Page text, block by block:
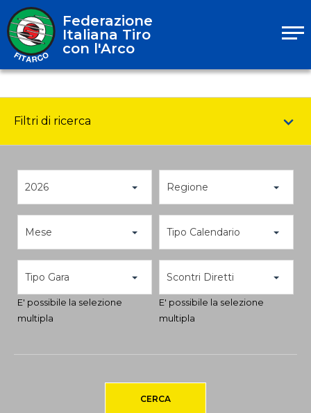
Federazione
Italiana Tiro
con l'Arco
Filtri di ricerca
2026 Regione
Mese Tipo Calendario
Tipo Gara
E' possibile la selezione
multipla
Scontri Diretti
E' possibile la selezione
multipla
CERCA